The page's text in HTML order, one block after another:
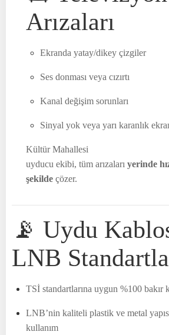
Arızaları
Ekranda yatay/dikey çizgiler
Ses donması veya cızırtı
Kanal değişim sorunları
Sinyal yok veya yarı karanlık
Kültür Mahallesi
uyducu ekibi, tüm arızaları yerinde
şekilde çözer.
📡 Uydu
LNB
TSİ standartlarına uygun %100 bakır
LNB’nin kaliteli plastik ve metal
kullanım